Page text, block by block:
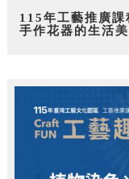
115年工藝推廣
手作花器的生活